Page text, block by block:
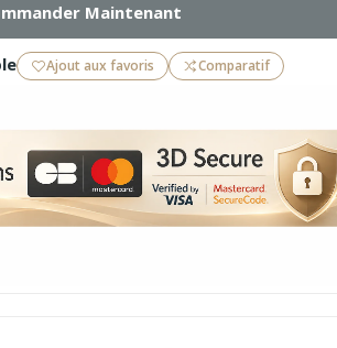
Maintenant
Ajout aux favoris Comparatif